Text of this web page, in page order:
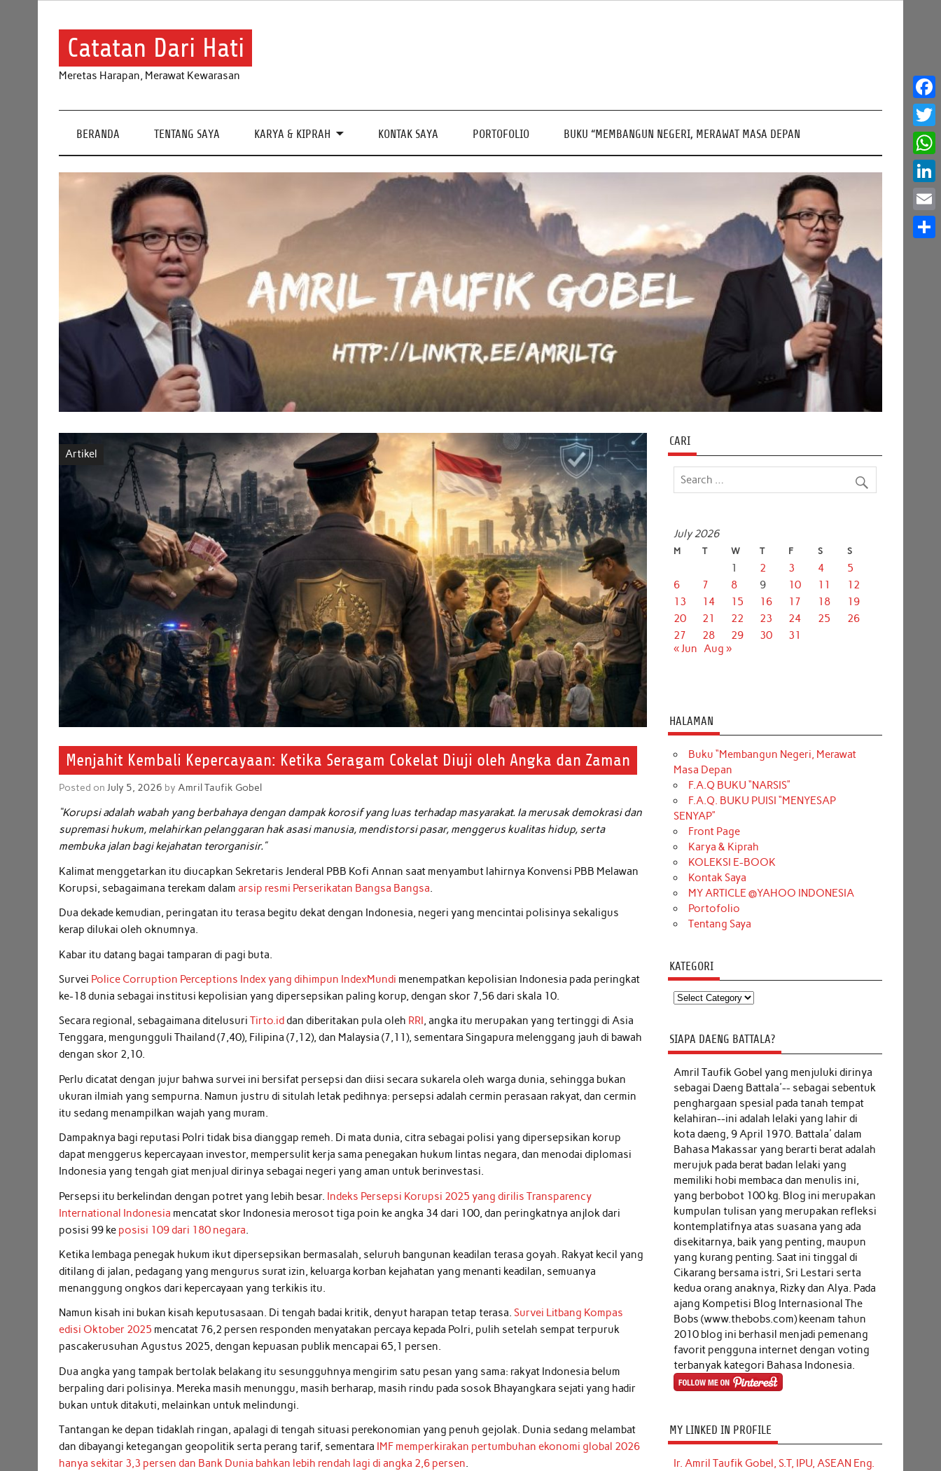
Catatan Dari Hati
Meretas Harapan, Merawat Kewarasan
BERANDA TENTANG SAYA KARYA & KIPRAH KONTAK SAYA PORTOFOLIO BUKU “MEMBANGUN NEGERI, MERAWAT MASA DEPAN
Artikel
Menjahit Kembali Kepercayaan: Ketika Seragam Cokelat Diuji oleh Angka dan Zaman
Posted onJuly 5, 2026 byAmril Taufik Gobel
“Korupsi adalah wabah yang berbahaya dengan dampak korosif yang luas terhadap masyarakat. Ia merusak demokrasi dan
supremasi hukum, melahirkan pelanggaran hak asasi manusia, mendistorsi pasar, menggerus kualitas hidup, serta
membuka jalan bagi kejahatan terorganisir.”
Kalimat menggetarkan itu diucapkan Sekretaris Jenderal PBB Kofi Annan saat menyambut lahirnya Konvensi PBB Melawan
Korupsi, sebagaimana terekam dalamarsip resmi Perserikatan Bangsa Bangsa.
Dua dekade kemudian, peringatan itu terasa begitu dekat dengan Indonesia, negeri yang mencintai polisinya sekaligus
kerap dilukai oleh oknumnya.
Kabar itu datang bagai tamparan di pagi buta.
Survei Police Corruption Perceptions Index yang dihimpun IndexMundi menempatkan kepolisian Indonesia pada peringkat
ke-18 dunia sebagai institusi kepolisian yang dipersepsikan paling korup, dengan skor 7,56 dari skala 10.
Secara regional, sebagaimana ditelusuriTirto.id dan diberitakan pula oleh RRI , angka itu merupakan yang tertinggi di Asia
Tenggara, mengungguli Thailand (7,40), Filipina (7,12), dan Malaysia (7,11), sementara Singapura melenggang jauh di bawah
dengan skor 2,10.
Perlu dicatat dengan jujur bahwa survei ini bersifat persepsi dan diisi secara sukarela oleh warga dunia, sehingga bukan
ukuran ilmiah yang sempurna. Namun justru di situlah letak pedihnya: persepsi adalah cermin perasaan rakyat, dan cermin
itu sedang menampilkan wajah yang muram.
Dampaknya bagi reputasi Polri tidak bisa dianggap remeh. Di mata dunia, citra sebagai polisi yang dipersepsikan korup
dapat menggerus kepercayaan investor, mempersulit kerja sama penegakan hukum lintas negara, dan menodai diplomasi
Indonesia yang tengah giat menjual dirinya sebagai negeri yang aman untuk berinvestasi.
Persepsi itu berkelindan dengan potret yang lebih besar. Indeks Persepsi Korupsi 2025 yang dirilis Transparency
International Indonesia mencatat skor Indonesia merosot tiga poin ke angka 34 dari 100, dan peringkatnya anjlok dari
posisi 99 ke posisi 109 dari 180 negara
Ketika lembaga penegak hukum ikut dipersepsikan bermasalah, seluruh bangunan keadilan terasa goyah. Rakyat kecil yang
ditilang di jalan, pedagang yang mengurus surat izin, keluarga korban kejahatan yang menanti keadilan, semuanya
menanggung ongkos dari kepercayaan yang terkikis itu.
Namun kisah ini bukan kisah keputusasaan. Di tengah badai kritik, denyut harapan tetap terasa.Survei Litbang Kompas
edisi Oktober 2025 mencatat 76,2 persen responden menyatakan percaya kepada Polri, pulih setelah sempat terpuruk
pascakerusuhan Agustus 2025, dengan kepuasan publik mencapai 65,1 persen.
Dua angka yang tampak bertolak belakang itu sesungguhnya mengirim satu pesan yang sama: rakyat Indonesia belum
berpaling dari polisinya. Mereka masih menunggu, masih berharap, masih rindu pada sosok Bhayangkara sejati yang hadir
bukan untuk ditakuti, melainkan untuk melindungi.
Tantangan ke depan tidaklah ringan, apalagi di tengah situasi perekonomian yang penuh gejolak. Dunia sedang melambat
dan dibayangi ketegangan geopolitik serta perang tarif, sementara IMF memperkirakan pertumbuhan ekonomi global 2026
hanya sekitar 3,3 persen dan Bank Dunia bahkan lebih rendah lagi di angka 2,6 persen.
CARI
July 2026
M T W T F S S
1 2 3 4
5
6
7 8 9 10 11
12
13
14 15 16 17 18
19
20
21 22 23 24 25
26
27
28 29 30
31
« Jun Aug »
HALAMAN
Buku “Membangun Negeri, Merawat
Masa Depan
F.A.Q BUKU “NARSIS”
F.A.Q. BUKU PUISI “MENYESAP
SENYAP”
Front Page
Karya & Kiprah
KOLEKSI E-BOOK
Kontak Saya
MY ARTICLE @YAHOO INDONESIA
Portofolio
Tentang Saya
KATEGORI
Kategori
SIAPA DAENG BATTALA?
Amril Taufik Gobel yang menjuluki dirinya
sebagai Daeng Battala'-- sebagai sebentuk
penghargaan spesial pada tanah tempat
kelahiran--ini adalah lelaki yang lahir di
kota daeng, 9 April 1970. Battala' dalam
Bahasa Makassar yang berarti berat adalah
merujuk pada berat badan lelaki yang
memiliki hobi membaca dan menulis ini,
yang berbobot 100 kg. Blog ini merupakan
kumpulan tulisan yang merupakan refleksi
kontemplatifnya atas suasana yang ada
disekitarnya, baik yang penting, maupun
yang kurang penting. Saat ini tinggal di
Cikarang bersama istri, Sri Lestari serta
kedua orang anaknya, Rizky dan Alya. Pada
ajang Kompetisi Blog Internasional The
Bobs (www.thebobs.com) keenam tahun
2010 blog ini berhasil menjadi pemenang
favorit pengguna internet dengan voting
terbanyak kategori Bahasa Indonesia.
MY LINKED IN PROFILE
Ir. Amril Taufik Gobel, S.T, IPU, ASEAN Eng.
Email